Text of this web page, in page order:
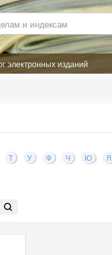
электронных изданий
Т У Ф Ч Ю
Я